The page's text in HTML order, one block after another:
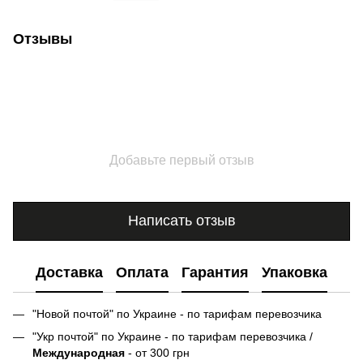
Отзывы
Добавьте первый отзыв
Написать отзыв
Доставка Оплата Гарантия Упаковка
"Новой почтой" по Украине - по тарифам перевозчика
"Укр почтой" по Украине - по тарифам перевозчика /
Международная - от 300 грн